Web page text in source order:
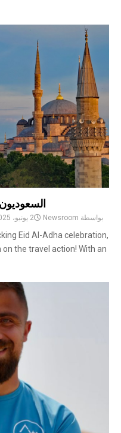
بواسطة Newsroom 2 يونيو، 2025
Eid Al-Adha celebration,
on the travel action! With an